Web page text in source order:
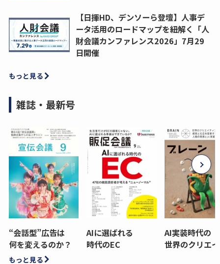
【日揮HD、デンソーら登壇】人事デ
ータ活用のロードマップを紐解く「人
財会議カンファレンス2026」7月29
日開催
もっと見る
雑誌・最新号
“会話型”広告は
何を変えるのか？
AIに選ばれる
時代のEC
AI実装時代の
世界のクリエ
もっと見る